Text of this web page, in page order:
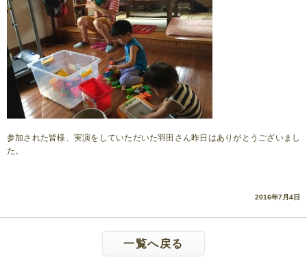
参加された皆様、実演をしていただいた羽田さん昨日はありがとうございまし
た。
2016年7月4日
一覧へ戻る